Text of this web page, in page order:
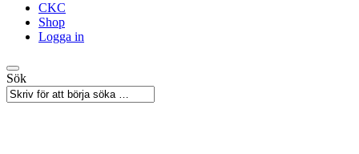
CKC
Shop
Logga in
Sök